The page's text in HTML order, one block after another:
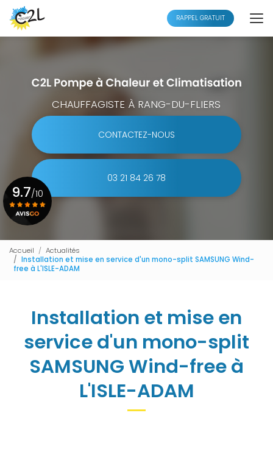
Aller
au
contenu
principal
RAPPEL GRATUIT
CHAUFFAGISTE À RANG-DU-FLIERS
CONTACTEZ-NOUS
03 21 84 26 78
9.7/10
Accueil
Actualités
Installation et mise en service d'un mono-split SAMSUNG Wind-
free à L'ISLE-ADAM
Installation et mise en
service d'un mono-split
SAMSUNG Wind-free à
L'ISLE-ADAM